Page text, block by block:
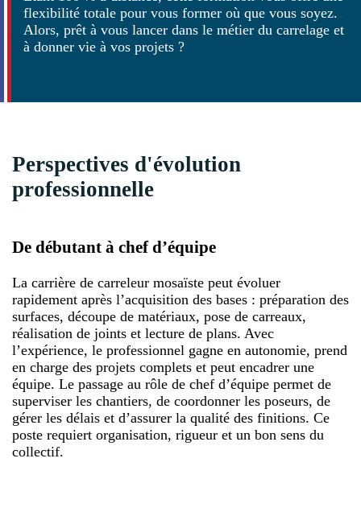
flexibilité totale pour vous former où que vous soyez.
Alors, prêt à vous lancer dans le métier du carrelage et
à donner vie à vos projets ?
Perspectives d'évolution
professionnelle
De débutant à chef d’équipe
La carrière de carreleur mosaïste peut évoluer
rapidement après l’acquisition des bases : préparation des
surfaces, découpe de matériaux, pose de carreaux,
réalisation de joints et lecture de plans. Avec
l’expérience, le professionnel gagne en autonomie, prend
en charge des projets complets et peut encadrer une
équipe. Le passage au rôle de chef d’équipe permet de
superviser les chantiers, de coordonner les poseurs, de
gérer les délais et d’assurer la qualité des finitions. Ce
poste requiert organisation, rigueur et un bon sens du
collectif.